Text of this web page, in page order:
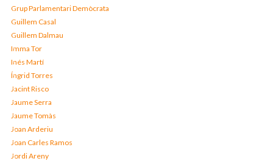
Grup Parlamentari Demòcrata
Guillem Casal
Guillem Dalmau
Imma Tor
Inés Martí
Íngrid Torres
Jacint Risco
Jaume Serra
Jaume Tomàs
Joan Arderiu
Joan Carles Ramos
Jordi Areny